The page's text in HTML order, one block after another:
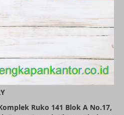
Ruko 141 Blok A No.17,